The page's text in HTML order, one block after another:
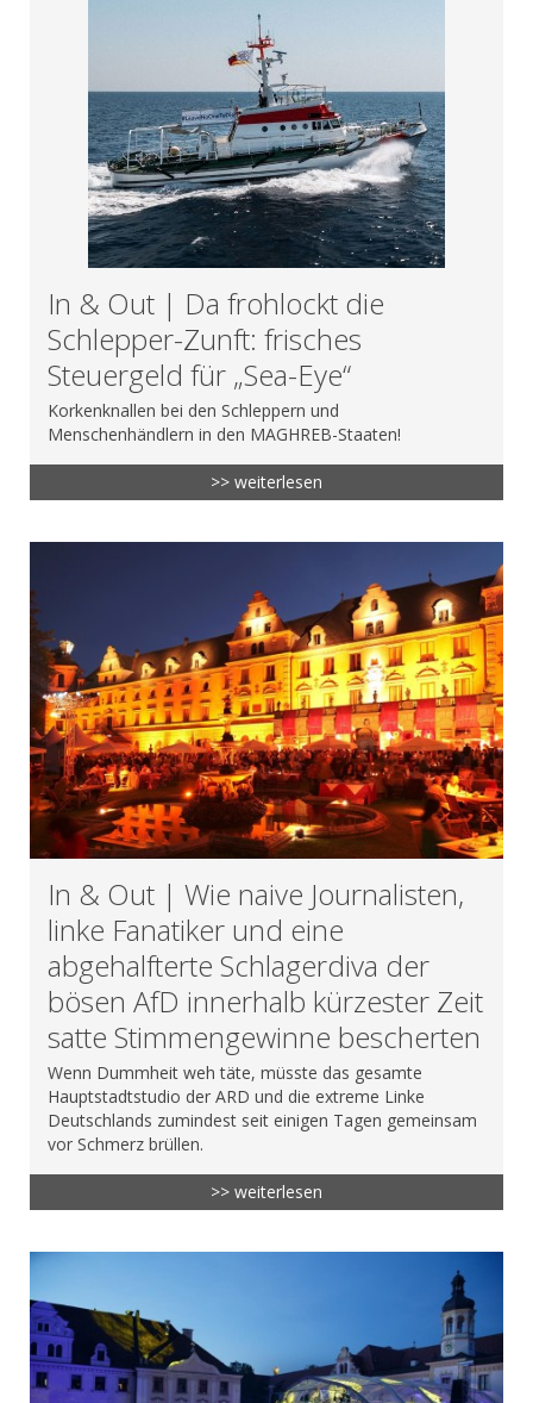
In & Out | Da frohlockt die
Schlepper-Zunft: frisches
Steuergeld für „Sea-Eye“
Korkenknallen bei den Schleppern und
Menschenhändlern in den MAGHREB-Staaten!
>> weiterlesen
In & Out | Wie naive Journalisten,
linke Fanatiker und eine
abgehalfterte Schlagerdiva der
bösen AfD innerhalb kürzester Zeit
satte Stimmengewinne bescherten
Wenn Dummheit weh täte, müsste das gesamte
Hauptstadtstudio der ARD und die extreme Linke
Deutschlands zumindest seit einigen Tagen gemeinsam
vor Schmerz brüllen.
>> weiterlesen